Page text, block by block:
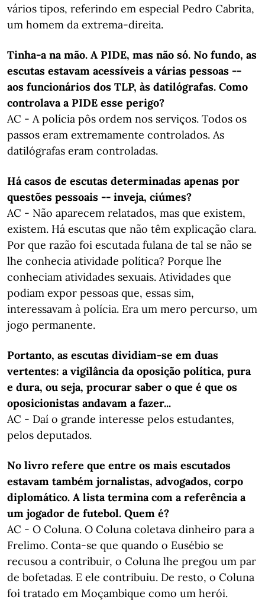
vários tipos, referindo em especial Pedro Cabrita,
um homem da extrema-direita.
Tinha-a na mão. A PIDE, mas não só. No fundo, as
escutas estavam acessíveis a várias pessoas --
aos funcionários dos TLP, às datilógrafas. Como
controlava a PIDE esse perigo?
AC - A polícia pôs ordem nos serviços. Todos os
passos eram extremamente controlados. As
datilógrafas eram controladas.
Há casos de escutas determinadas apenas por
questões pessoais -- inveja, ciúmes?
AC - Não aparecem relatados, mas que existem,
existem. Há escutas que não têm explicação clara.
Por que razão foi escutada fulana de tal se não se
lhe conhecia atividade política? Porque lhe
conheciam atividades sexuais. Atividades que
podiam expor pessoas que, essas sim,
interessavam à polícia. Era um mero percurso, um
jogo permanente.
Portanto, as escutas dividiam-se em duas
vertentes: a vigilância da oposição política, pura
e dura, ou seja, procurar saber o que é que os
oposicionistas andavam a fazer...
AC - Daí o grande interesse pelos estudantes,
pelos deputados.
No livro refere que entre os mais escutados
estavam também jornalistas, advogados, corpo
diplomático. A lista termina com a referência a
um jogador de futebol. Quem é?
AC - O Coluna. O Coluna coletava dinheiro para a
Frelimo. Conta-se que quando o Eusébio se
recusou a contribuir, o Coluna lhe pregou um par
de bofetadas. E ele contribuiu. De resto, o Coluna
foi tratado em Moçambique como um herói.